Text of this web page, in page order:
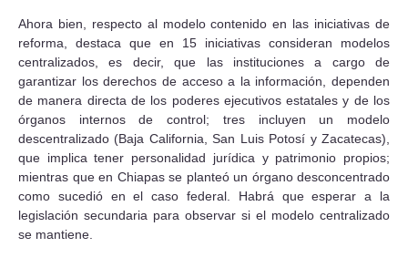
Ahora bien, respecto al modelo contenido en las iniciativas de
reforma, destaca que en 15 iniciativas consideran modelos
centralizados, es decir, que las instituciones a cargo de
garantizar los derechos de acceso a la información, dependen
de manera directa de los poderes ejecutivos estatales y de los
órganos internos de control; tres incluyen un modelo
descentralizado (Baja California, San Luis Potosí y Zacatecas),
que implica tener personalidad jurídica y patrimonio propios;
mientras que en Chiapas se planteó un órgano desconcentrado
como sucedió en el caso federal. Habrá que esperar a la
legislación secundaria para observar si el modelo centralizado
se mantiene.